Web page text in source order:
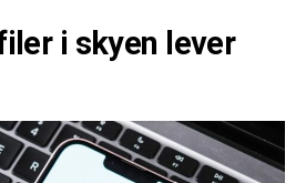
i skyen lever